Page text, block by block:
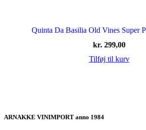
Quinta Da Basilia Old Vines Super
kr.299,00
Tilføj til kurv
ARNAKKE VINIMPORT anno 1984